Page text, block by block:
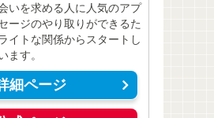
いを求める人に人気のアプ
ージのやり取りができるた
イトな関係からスタートし
ます。
細ページ